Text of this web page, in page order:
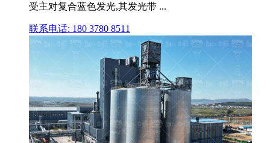
受主对复合蓝色发光,其发光带 ...
联系电话: 180 3780 8511